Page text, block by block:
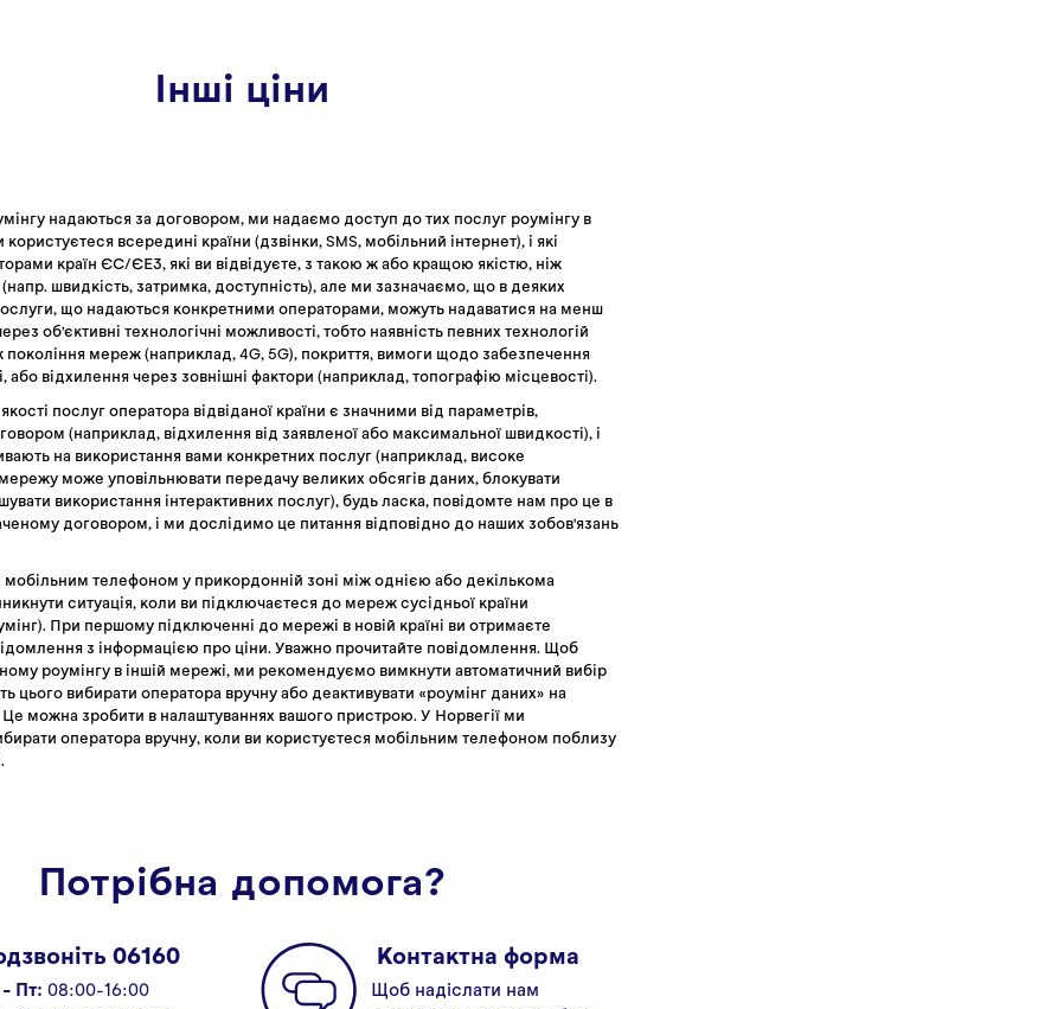
Інші ціни
надаються за договором, ми надаємо доступ до тих послуг роумінгу в
всередині країни (дзвінки, SMS, мобільний інтернет), і які
країн ЄС/ЄЕЗ, які ви відвідуєте, з такою ж або кращою якістю, ніж
швидкість, затримка, доступність), але ми зазначаємо, що в деяких
що надаються конкретними операторами, можуть надаватися на менш
об'єктивні технологічні можливості, тобто наявність певних технологій
покоління мереж (наприклад, 4G, 5G), покриття, вимоги щодо забезпечення
або відхилення через зовнішні фактори (наприклад, топографію місцевості).
послуг оператора відвіданої країни є значними від параметрів,
(наприклад, відхилення від заявленої або максимальної швидкості), і
на використання вами конкретних послуг (наприклад, високе
може уповільнювати передачу великих обсягів даних, блокувати
використання інтерактивних послуг), будь ласка, повідомте нам про це в
договором, і ми дослідимо це питання відповідно до наших зобов'язань
мобільним телефоном у прикордонній зоні між однією або декількома
ситуація, коли ви підключаєтеся до мереж сусідньої країни
При першому підключенні до мережі в новій країні ви отримаєте
з інформацією про ціни. Уважно прочитайте повідомлення. Щоб
роумінгу в іншій мережі, ми рекомендуємо вимкнути автоматичний вибір
цього вибирати оператора вручну або деактивувати «роумінг даних» на
можна зробити в налаштуваннях вашого пристрою. У Норвегії ми
оператора вручну, коли ви користуєтеся мобільним телефоном поблизу
Потрібна допомога?
06160
Пт: 08:00-16:00
Kонтактна форма
Щоб надіслати нам